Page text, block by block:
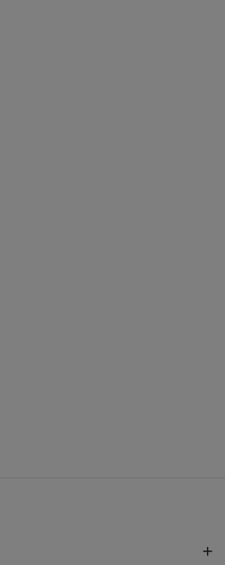
+